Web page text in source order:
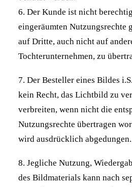
6. Der Kunde ist nicht
eingeräumten Nutzungsrechte
auf Dritte, auch nicht auf
Tochterunternehmen, zu
7. Der Besteller eines Bildes
kein Recht, das Lichtbild zu
verbreiten, wenn nicht die
Nutzungsrechte übertragen
wird ausdrücklich abgedungen.
8. Jegliche Nutzung,
des Bildmaterials kann nach